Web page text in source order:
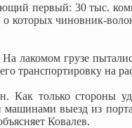
первый: 30 тыс.
которых чиновник-
лакомом грузе
транспортировку на
Как только стороны
выезд из
Ковалев.